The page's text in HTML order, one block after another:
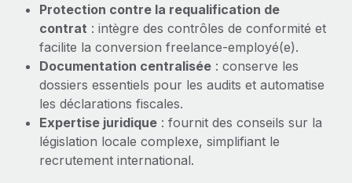
Mobilité et déménagement international
Organisez facilement le déménagement de vos
employés
Avantages sociaux
Gérez facilement les avantages sociaux
BLOG
Mises à jour des produits de Remote :
Intégrations Gusto et Xero et Gestion des
freelances Plus
Remote a toujours pour mission d'aider les entreprises de
toute taille à embaucher, gérer et payer...
En savoir plus
Protection contre la requalification de
contrat : intègre des contrôles de conformité et
facilite la conversion freelance-employé(e).
Documentation centralisée : conserve les
dossiers essentiels pour les audits et automatise
les déclarations fiscales.
Expertise juridique : fournit des conseils sur la
législation locale complexe, simplifiant le
recrutement international.